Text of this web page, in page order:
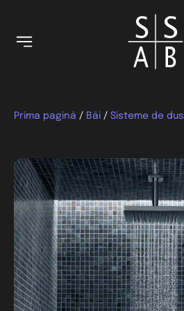
Prima pagină / Băi / Sisteme de dus